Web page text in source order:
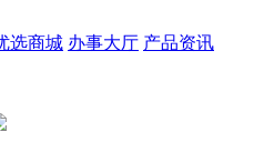
选商城 办事大厅 产品资讯